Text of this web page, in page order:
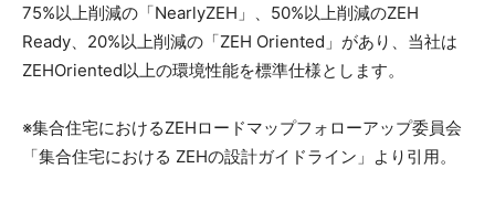
75%以上削減の「NearlyZEH」、50%以上削減のZEH
Ready、20%以上削減の「ZEH Oriented」があり、当社は
ZEHOriented以上の環境性能を標準仕様とします。
※集合住宅におけるZEHロードマップフォローアップ委員会
「集合住宅における ZEHの設計ガイドライン」より引用。